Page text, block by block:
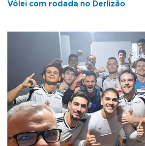
Vôlei com rodada no Derlizão